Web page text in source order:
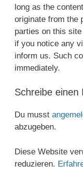
long as the
originate from the
parties on this
if you notice any
inform us. Such
immediately.
Schreibe einen
Du musst
abzugeben.
Diese Website
reduzieren.